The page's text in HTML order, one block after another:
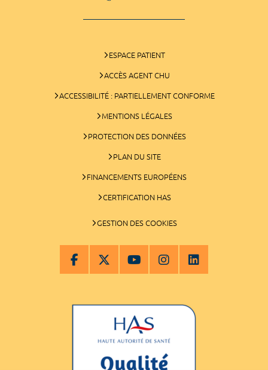
ESPACE PATIENT
ACCÈS AGENT CHU
ACCESSIBILITÉ : PARTIELLEMENT CONFORME
MENTIONS LÉGALES
PROTECTION DES DONNÉES
PLAN DU SITE
FINANCEMENTS EUROPÉENS
CERTIFICATION HAS
GESTION DES COOKIES